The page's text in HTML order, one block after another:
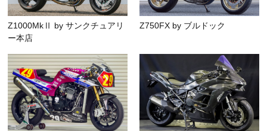
Z1000MkⅡ by サンクチュアリ
ー本店
Z750FX by ブルドック